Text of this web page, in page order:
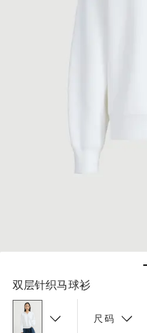
双层针织马球衫
尺码